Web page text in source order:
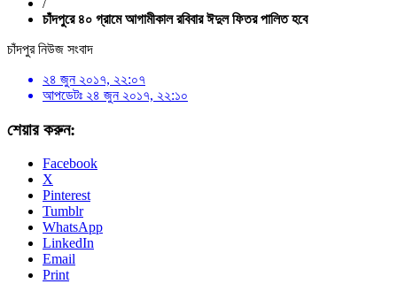
চাঁদপুরে ৪০ গ্রামে আগামীকাল রবিবার ঈদুল ফিতর পালিত হবে
চাঁদপুর নিউজ সংবাদ
২৪ জুন ২০১৭, ২২:০৭
আপডেটঃ ২৪ জুন ২০১৭, ২২:১০
শেয়ার করুন:
Facebook
X
Pinterest
Tumblr
WhatsApp
LinkedIn
Email
Print